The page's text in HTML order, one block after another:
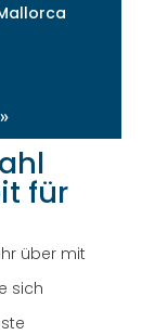
für
über mit
sich